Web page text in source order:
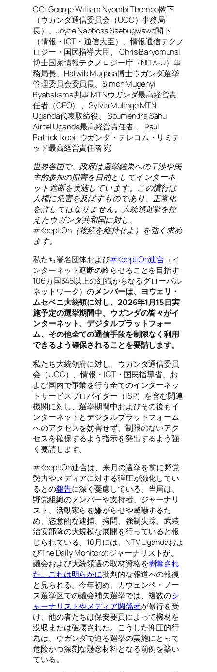
CC: George William Nyombi Thembo閣下
（ウガンダ通信委員会（UCC）事務局
長）、Joyce Nabbosa Ssebugwawo閣下
（情報・ICT・通信大臣）、情報通信テクノ
ロジー・国民指導大臣、 Chris Baryomunsi
博士国家情報テクノロジー庁（NITA-U）事
務局長、Hatwib Mugasa博士ウガンダ選挙
管理委員会委員長、Simon Mugenyi
Byabakama判事 MTNウガンダ最高経営責
任者（CEO） 、Sylvia Mulinge MTN
Uganda代表取締役、 Soumendra Sahu
Airtel Uganda最高経営責任者 、 Paul
Patrick Ikopit ウガンダ・テレコム・リミテ
ッド最高経営責任者 宛
世界各国で、政府は選挙結果への干渉や民
主的参加の阻害を目的としてインターネ
ット遮断を実施しています。この慣行は
人権に危害を及ぼすものであり、正常化
を許してはなりません。大統領選挙を控
えたウガンダ共和国に対し、
#KeepItOn（接続を維持せよ）を強く求め
ます。
私たち署名団体および#KeepItOn連合 （イ
ンターネット遮断の終らせることを目指す
106カ国345以上の組織からなるグローバル
ネットワーク）のメンバーは、ヨウェリ・
ムセベニ大統領に対し、2026年1月15日実
施予定の選挙期間中、ウガンダの皆々がイ
ンターネット、デジタルプラットフォー
ム、その他全ての通信手段を制限なく利用
できるよう確保されることを要請します。
私たち大統領府に対し、ウガンダ通信委員
会（UCC）、情報・ICT・国民指導省、お
よび国内で事業を行う全てのインターネッ
トサービスプロバイダー（ISP）を含む関連
機関に対し、選挙期間中およびその後もイ
ンターネットとデジタルプラットフォーム
へのアクセスを妨害せず、制限のないアク
セスを確保するよう指示を発出するよう強
く要請します。
#KeepItOn連合は、来月の選挙を前に野党
勢力やメディアに対する弾圧が激化してい
るとの報告に深く憂慮している。当局は、
野党組織のメンバーや支持者、ジャーナリ
スト、活動家らを嫌がらせや威嚇するた
め、恣意的な逮捕、拷問、強制失踪、武装
治安部隊の大規模な展開を行っていると報
じられている。10月には、 NTV Ugandaおよ
びThe Daily Monitorのジャーナリストが、
議会および大統領選の取材資格を剥奪され
た。これは明らかに批判的な報道への報復
と見られる。今年初め、カウェンペ・ノー
ス選挙区での議会補欠選挙では、複数のジ
ャーナリストやメディア関係者が暴行を受
け、他の者たちは保安要員によって機材を
没収または破壊された。こうした抑圧的行
為は、ウガンダで迫る選挙の実施にとって
危険かつ深刻な懸念材料となる前例を築い
ている。